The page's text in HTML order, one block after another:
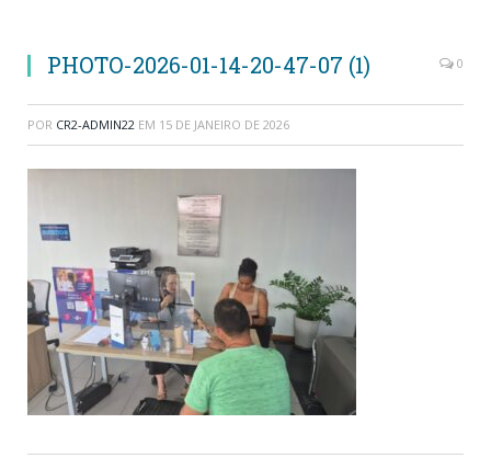
PHOTO-2026-01-14-20-47-07 (1) 0
POR CR2-ADMIN22 EM 15 DE JANEIRO DE 2026